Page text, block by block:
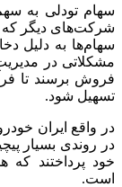
سهام تودلی به
شرکت‌های دیگر که
سهام‌ها به دلیل
مشکلاتی در
فروش برسند تا
تسهیل شود.
در واقع ایران
در روندی بسیار
خود پرداختند
است.